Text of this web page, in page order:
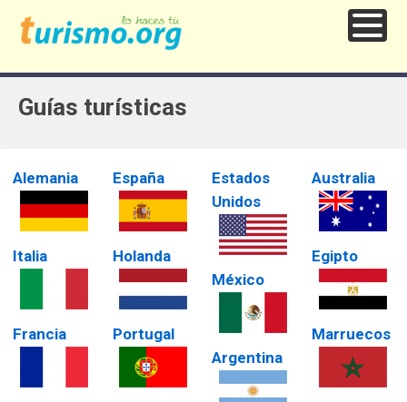
Guías turísticas
Alemania
Italia
Francia
España
Holanda
Portugal
Estados
Unidos
México
Argentina
Australia
Egipto
Marruecos